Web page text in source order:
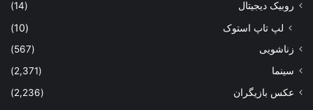
روبیک دیجیتال
(14)
لپ تاپ استوک (10)
زناشویی
(567)
سینما
(2,371)
عکس بازیگران
(2,236)